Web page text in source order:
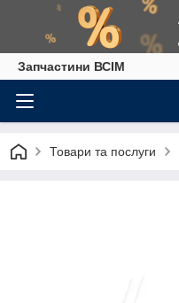
Запчастини ВСІМ
Товари та послуги